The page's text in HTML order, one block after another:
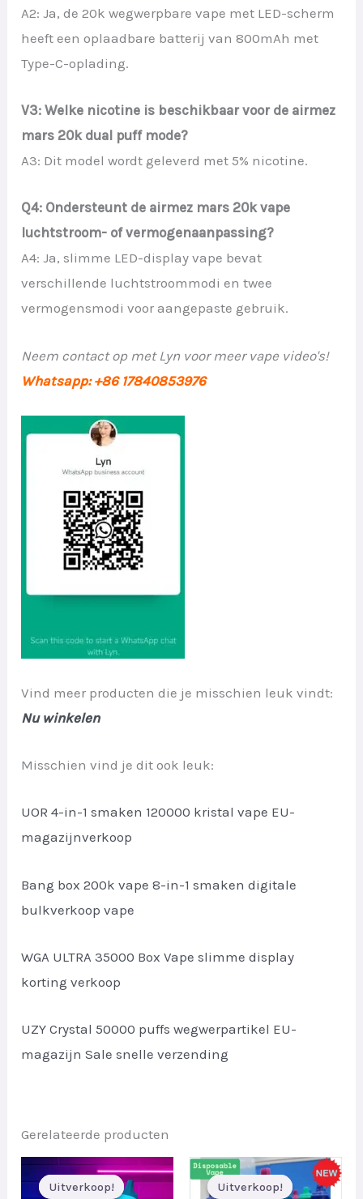
A2: Ja, de 20k wegwerpbare vape met LED-scherm
heeft een oplaadbare batterij van 800mAh met
Type-C-oplading.
V3: Welke nicotine is beschikbaar voor de airmez
mars 20k dual puff mode?
A3: Dit model wordt geleverd met 5% nicotine.
Q4: Ondersteunt de airmez mars 20k vape
luchtstroom- of vermogenaanpassing?
A4: Ja, slimme LED-display vape bevat
verschillende luchtstroommodi en twee
vermogensmodi voor aangepaste gebruik.
Neem contact op met Lyn voor meer vape video's!
Whatsapp: +86 17840853976
Vind meer producten die je misschien leuk vindt:
Nu winkelen
Misschien vind je dit ook leuk:
UOR 4-in-1 smaken 120000 kristal vape EU-
magazijnverkoop
Bang box 200k vape 8-in-1 smaken digitale
bulkverkoop vape
WGA ULTRA 35000 Box Vape slimme display
korting verkoop
UZY Crystal 50000 puffs wegwerpartikel EU-
magazijn Sale snelle verzending
Gerelateerde producten
Uitverkoop!
Uitverkoop! Uitverkoop!
Uitverkoop!